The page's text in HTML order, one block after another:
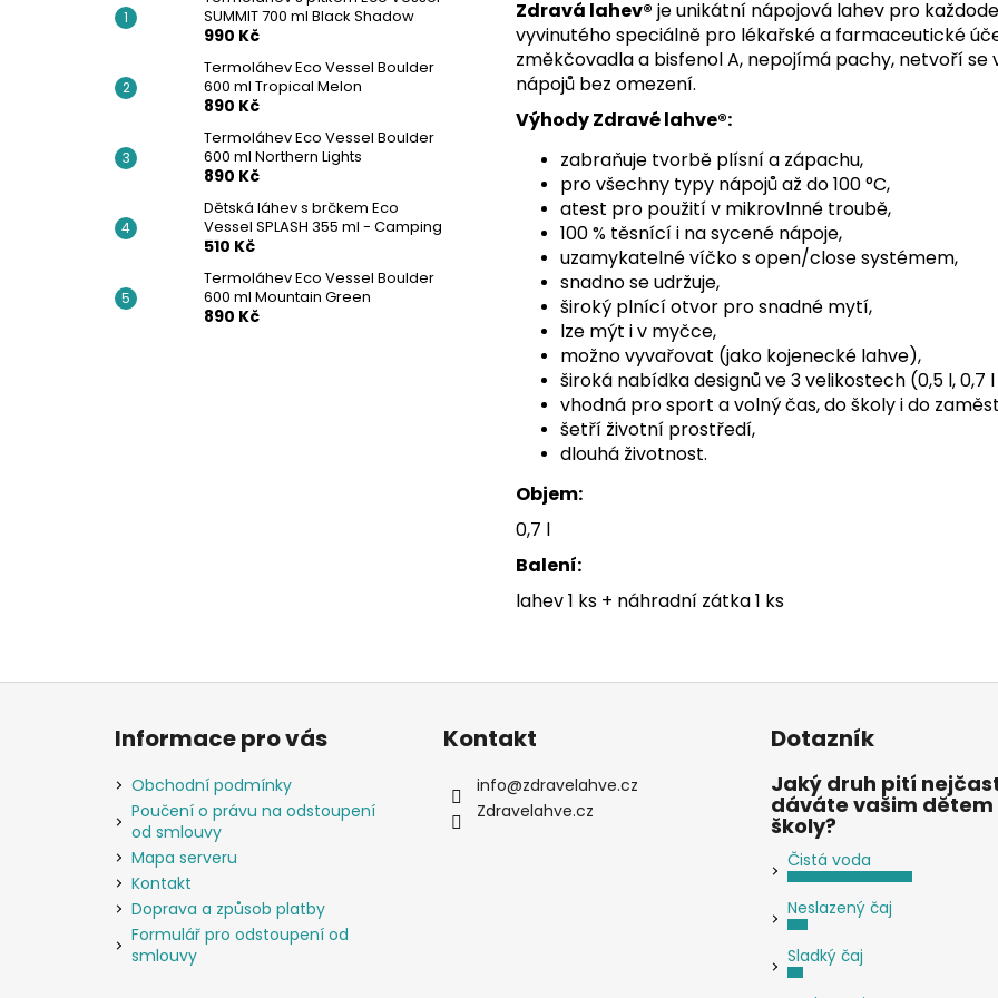
SUMMIT 700 ml Black Shadow
990 Kč
Termoláhev Eco Vessel Boulder
600 ml Tropical Melon
890 Kč
Termoláhev Eco Vessel Boulder
600 ml Northern Lights
890 Kč
Dětská láhev s brčkem Eco
Vessel SPLASH 355 ml - Camping
510 Kč
Termoláhev Eco Vessel Boulder
600 ml Mountain Green
890 Kč
Zdravá lahev® je unikátní nápojová lahev pro
vyvinutého speciálně pro lékařské a farmaceutické
změkčovadla a bisfenol A, nepojímá pachy, netvoří
nápojů bez omezení.
Výhody Zdravé lahve®:
zabraňuje tvorbě plísní a zápachu,
pro všechny typy nápojů až do 100 °C,
atest pro použití v mikrovlnné troubě,
100 % těsnící i na sycené nápoje,
uzamykatelné víčko s open/close systémem,
snadno se udržuje,
široký plnící otvor pro snadné mytí,
lze mýt i v myčce,
možno vyvařovat (jako kojenecké lahve),
široká nabídka designů ve 3 velikostech (0,5 l, 0,7 l
vhodná pro sport a volný čas, do školy i do
šetří životní prostředí,
dlouhá životnost.
Objem:
0,7 l
Balení:
lahev 1 ks + náhradní zátka 1 ks
Z
Informace pro vás
Obchodní podmínky
Poučení o právu na odstoupení
od smlouvy
Mapa serveru
Kontakt
Doprava a způsob platby
Formulář pro odstoupení od
smlouvy
Kontakt
info@zdravelahve.cz
Zdravelahve.cz
Dotazník
Jaký druh pití
dáváte vašim dětem
školy?
Čistá voda
Neslazený čaj
Sladký čaj